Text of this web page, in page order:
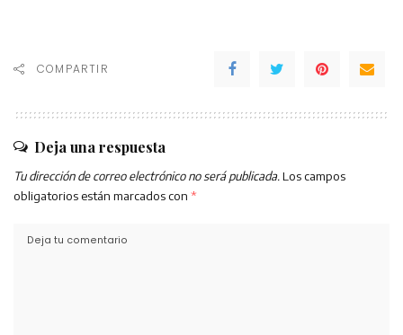
COMPARTIR
Deja una respuesta
Tu dirección de correo electrónico no será publicada. Los campos
obligatorios están marcados con *